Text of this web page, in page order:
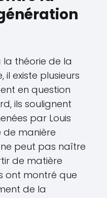
la théorie de la
existe plusieurs
en question
ils soulignent
par Louis
de manière
peut pas naître
de matière
ont montré que
de la